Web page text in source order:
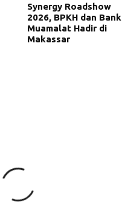
Synergy Roadshow
2026, BPKH dan Bank
Muamalat Hadir di
Makassar